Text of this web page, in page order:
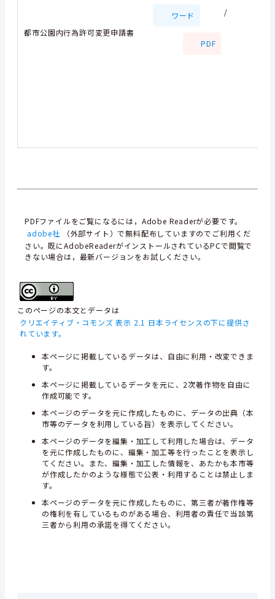
都市公園内行為許可変更申請書
ワード /
PDF
PDFファイルをご覧になるには，Adobe Readerが必要です。
adobe社
（外部サイト）で無料配布していますのでご利用くだ
さい。既にAdobeReaderがインストールされているPCで閲覧で
きない場合は，最新バージョンをお試しください。
このページの本文とデータは
クリエイティブ・コモンズ 表示 2.1 日本ライセンスの下に提供さ
れています。
本ページに掲載しているデータは、自由に利用・改変できま
す。
本ページに掲載しているデータを元に、2次著作物を自由に
作成可能です。
本ページのデータを元に作成したものに、データの出典（本
市等のデータを利用している旨）を表示してください。
本ページのデータを編集・加工して利用した場合は、データ
を元に作成したものに、編集・加工等を行ったことを表示し
てください。また、編集・加工した情報を、あたかも本市等
が作成したかのような様態で公表・利用することは禁止しま
す。
本ページのデータを元に作成したものに、第三者が著作権等
の権利を有しているものがある場合、利用者の責任で当該第
三者から利用の承諾を得てください。